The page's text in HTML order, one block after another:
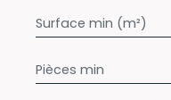
Surface min (m²)
Pièces min